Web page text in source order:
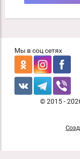
Мы в соц сетях
© 2015 -